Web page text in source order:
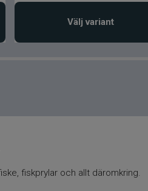
Välj variant
fiskprylar och allt däromkring.